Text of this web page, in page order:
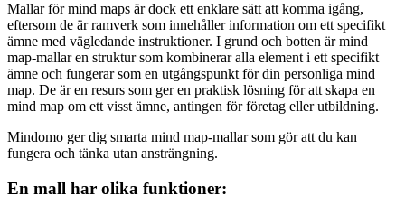
Mallar för mind maps är dock ett enklare sätt att komma igång,
eftersom de är ramverk som innehåller information om ett specifikt
ämne med vägledande instruktioner. I grund och botten är mind
map-mallar en struktur som kombinerar alla element i ett specifikt
ämne och fungerar som en utgångspunkt för din personliga mind
map. De är en resurs som ger en praktisk lösning för att skapa en
mind map om ett visst ämne, antingen för företag eller utbildning.
Mindomo ger dig smarta mind map-mallar som gör att du kan
fungera och tänka utan ansträngning.
En mall har olika funktioner: